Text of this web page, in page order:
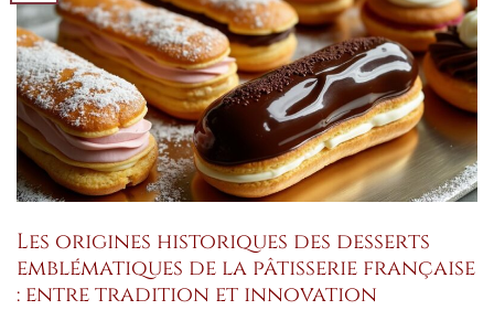
Les origines historiques des desserts
emblématiques de la pâtisserie française
: entre tradition et innovation